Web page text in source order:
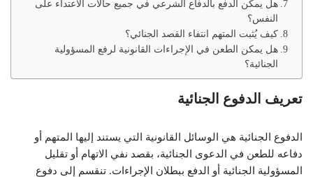
هل يمكن الدفع بالدفاع الشرعي في جميع حالات الاعتداء على
النفس؟
كيف يُثبت المتهم انتفاء القصد الجنائي؟
هل يمكن الطعن في الإجراءات القانونية لرفع المسؤولية
الجنائية؟
تعريف الدفوع الجنائية
الدفوع الجنائية هي الوسائل القانونية التي يستند إليها المتهم أو
دفاعه للطعن في الدعوى الجنائية، بقصد نفي الاتهام أو تقليل
المسؤولية الجنائية أو الدفع ببطلان الإجراءات. تنقسم إلى دفوع